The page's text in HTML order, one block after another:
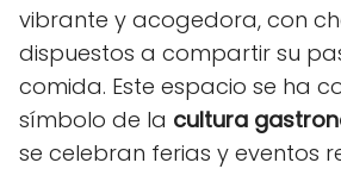
vibrante y acogedora, con
dispuestos a compartir su
comida. Este espacio se ha
símbolo de la cultura
se celebran ferias y eventos